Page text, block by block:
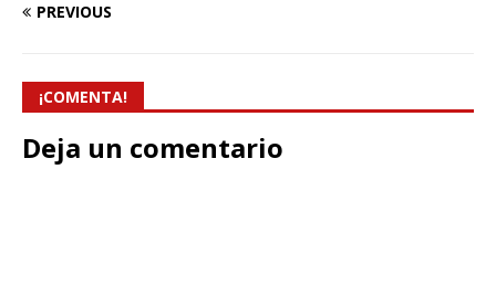
PREVIOUS
¡COMENTA!
Deja un comentario